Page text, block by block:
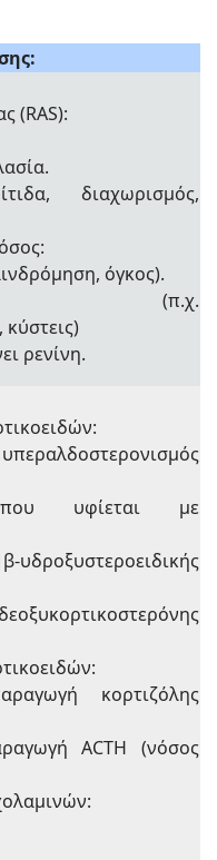
(RAS):
διαχωρισμός,
όγκος).
(π.χ.
ρενίνη.
που υφίεται με
κορτιζόλης
ACTH (νόσος